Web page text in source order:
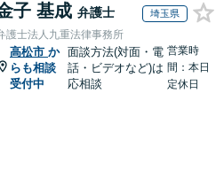
子 基成 弁護士 埼玉県
護士法人九重法律事務所
高松市 か
らも相談
受付中
面談方法(対面・電
話・ビデオなど)は
応相談
営業時
間：本日
定休日